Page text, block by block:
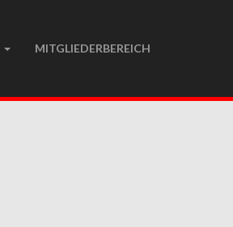
MITGLIEDERBEREICH